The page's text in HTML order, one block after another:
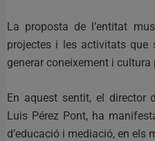
La proposta de l’entitat
projectes i les activitats que
generar coneixement i cultura
En aquest sentit, el director
Luis Pérez Pont, ha
d’educació i mediació, en els